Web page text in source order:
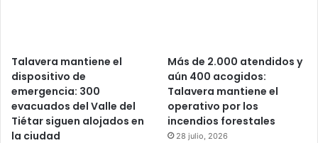
Talavera mantiene el
dispositivo de
emergencia: 300
evacuados del Valle del
Tiétar siguen alojados en
la ciudad
Más de 2.000 atendidos y
aún 400 acogidos:
Talavera mantiene el
operativo por los
incendios forestales
28 julio, 2026